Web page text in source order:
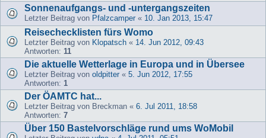
Sonnenaufgangs- und -untergangszeiten
Letzter Beitrag von Pfalzcamper « 10. Jan 2013, 15:47
Reisechecklisten fürs Womo
Letzter Beitrag von Klopatsch « 14. Jun 2012, 09:43
Antworten: 11
Die aktuelle Wetterlage in Europa und in Übersee
Letzter Beitrag von oldpitter « 5. Jun 2012, 17:55
Antworten: 1
Der ÖAMTC hat...
Letzter Beitrag von Breckman « 6. Jul 2011, 18:58
Antworten: 7
Über 150 Bastelvorschläge rund ums WoMobil